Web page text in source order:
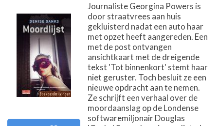
Journaliste Georgina Powers is
door straatvrees aan huis
gekluisterd nadat een auto haar
met opzet heeft aangereden. Een
met de post ontvangen
ansichtkaart met de dreigende
tekst 'Tot binnenkort' stemt haar
niet geruster. Toch besluit ze een
nieuwe opdracht aan te nemen.
Ze schrijft een verhaal over de
moordaanslag op de Londense
softwaremiljonair Douglas